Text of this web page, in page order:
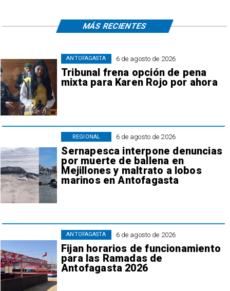
6 de agosto de 2026
Tribunal frena opción de pena
mixta para Karen Rojo por ahora
ANTOFAGASTA
6 de agosto de 2026
Sernapesca interpone denuncias
por muerte de ballena en
Mejillones y maltrato a lobos
marinos en Antofagasta
REGIONAL
6 de agosto de 2026
Fijan horarios de funcionamiento
para las Ramadas de
Antofagasta 2026
ANTOFAGASTA
MÁS RECIENTES